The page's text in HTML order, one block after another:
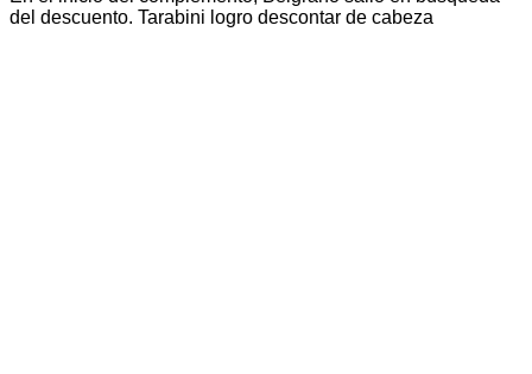
del descuento. Tarabini logro descontar de cabeza